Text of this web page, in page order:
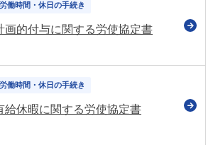
労働時間・休日の手続き
画的付与に関する労使協定書
労働時間・休日の手続き
給休暇に関する労使協定書